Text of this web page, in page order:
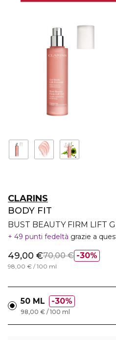
CLARINS
BODY FIT
BUST BEAUTY FIRM LIFT
49 punti fedeltà grazie a
30%
49,00 €70,00 €
98,00 € / 100 ml
50 ML 30%
98,00 € / 100 ml